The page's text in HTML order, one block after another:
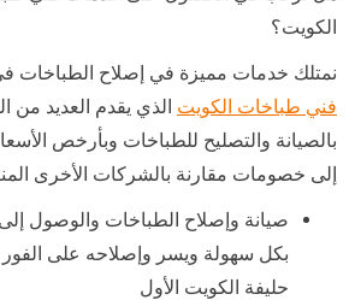
الكويت؟
نمتلك خدمات مميزة في إصلاح الطباخات في
فني طباخات الكويت الذي يقدم العديد من
بالصيانة والتصليح للطباخات وبأرخص
إلى خصومات مقارنة بالشركات الأخرى
صيانة وإصلاح الطباخات والوصول
بكل سهولة ويسر وإصلاحه على
حليفة الكويت الأول